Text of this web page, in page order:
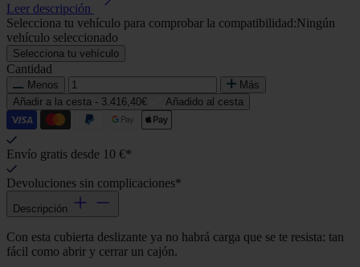
Leer descripción
Selecciona tu vehículo para comprobar la compatibilidad:Ningún
vehículo seleccionado
Selecciona tu vehículo
Cantidad
Menos
Más
Añadir a la cesta - 3.416,40€ Añadido al cesta
Envío gratis desde 10 €*
Devoluciones sin complicaciones*
Descripción
Con esta cubierta deslizante ya no habrá carga que se te resista: tan
fácil como abrir y cerrar un cajón.